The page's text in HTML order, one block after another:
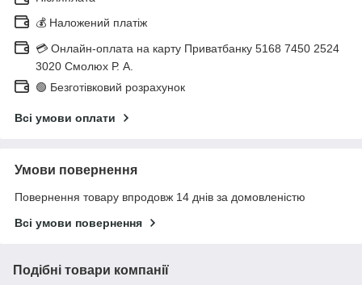
💰 Наложений платіж
💳 Онлайн-оплата на карту Приватбанку 5168 7450 2524
3020 Смолюх Р. А.
🟢 Безготівковий розрахунок
Всі умови оплати
Умови повернення
Повернення товару впродовж 14 днів за домовленістю
Всі умови повернення
Подібні товари компанії